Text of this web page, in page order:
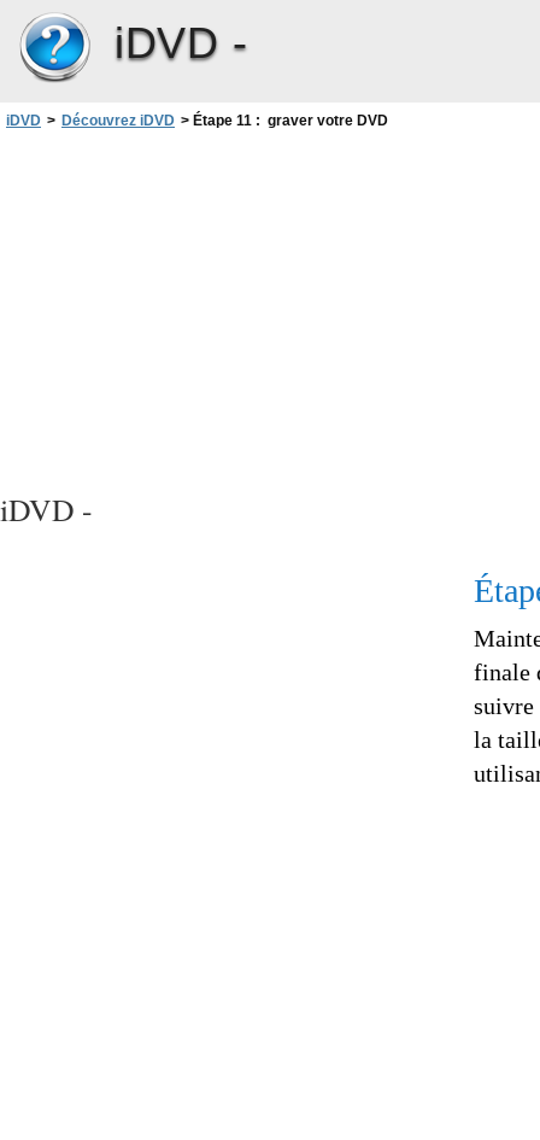
iDVD -
iDVD > Découvrez iDVD > Étape 11 : graver votre DVD
iDVD -
finale
suivre
la